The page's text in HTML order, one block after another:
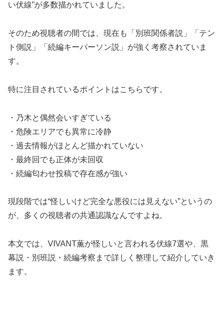
い伏線”が多数描かれていました。
そのため視聴者の間では、現在も「別班関係者説」「テン
ト側説」「続編キーパーソン説」が強く考察されていま
す。
特に注目されているポイントはこちらです。
・乃木と偶然会いすぎている
・危険エリアでも異常に冷静
・過去情報がほとんど描かれていない
・最終回でも正体が未回収
・続編匂わせ投稿で存在感が強い
現段階では“怪しいけど完全な悪役には見えない”というの
が、多くの視聴者の共通認識なんですよね。
本文では、VIVANT薫が怪しいと言われる伏線7選や、黒
幕説・別班説・続編考察まで詳しく整理して紹介していき
ます。